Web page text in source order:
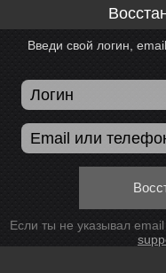
Введи свой логин,
Если ты не указывал